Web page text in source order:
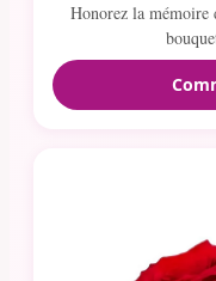
Honorez la mémoire